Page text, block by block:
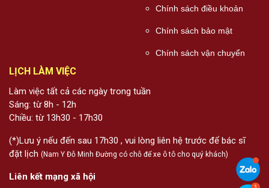
Chính sách điều khoản
Chính sách bảo mật
Chính sách vận chuyển
LỊCH LÀM VIỆC
Làm việc tất cả các ngày trong tuần
Sáng: từ 8h - 12h
Chiều: từ 13h30 - 17h30
(*)Lưu ý nếu đến sau 17h30 , vui lòng liên hệ trước để bác sĩ
đặt lịch (Nam Y Đỗ Minh Đường có chỗ để xe ô tô cho quý khách)
Liên kết mạng xã hội